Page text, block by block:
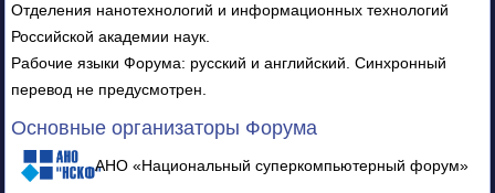
Отделения нанотехнологий и информационных технологий
Российской академии наук.
Рабочие языки Форума: русский и английский. Синхронный
перевод не предусмотрен.
Основные организаторы Форума
АНО «Национальный суперкомпьютерный форум»